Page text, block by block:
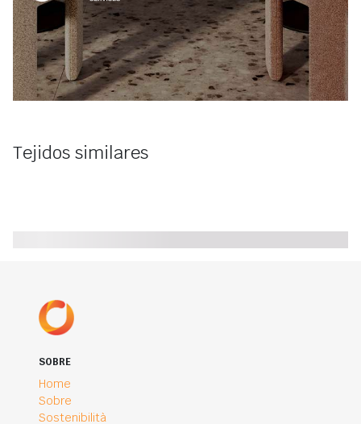
Tejidos similares
SOBRE
Home
Sobre
Sostenibilità